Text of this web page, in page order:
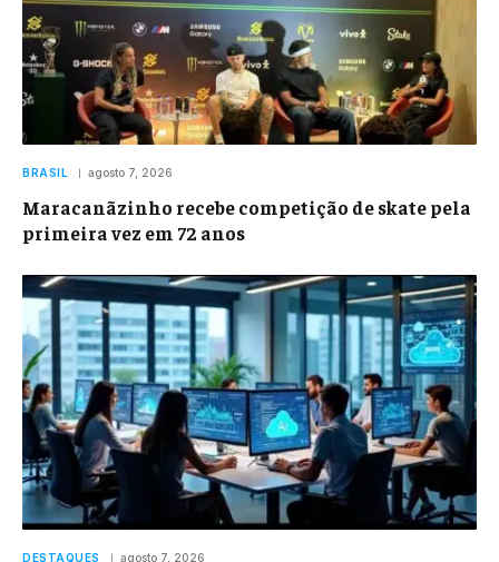
BRASIL agosto 7, 2026
Maracanãzinho recebe competição de skate pela
primeira vez em 72 anos
DESTAQUES agosto 7, 2026